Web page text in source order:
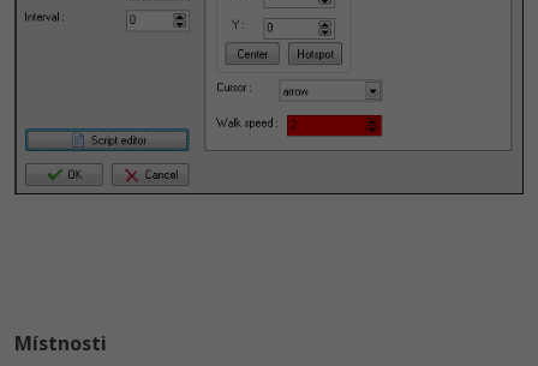
Místnosti